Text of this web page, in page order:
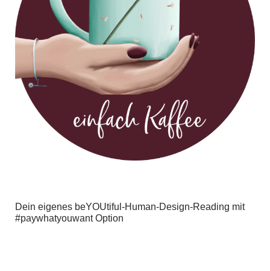
Dein eigenes beYOUtiful-Human-Design-Reading mit
#paywhatyouwant Option